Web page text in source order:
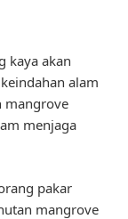
kaya akan
alam
mangrove
menjaga
pakar
mangrove